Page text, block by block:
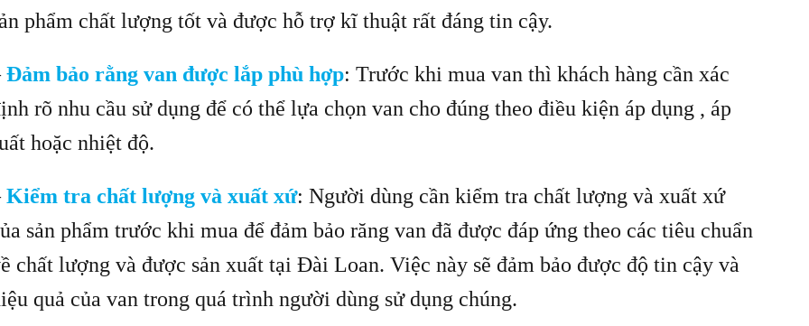
phẩm chất lượng tốt và được hỗ trợ kĩ thuật rất đáng tin cậy.
Đảm bảo rằng van được lắp phù hợp: Trước khi mua van thì khách hàng cần xác
rõ nhu cầu sử dụng để có thể lựa chọn van cho đúng theo điều kiện áp dụng , áp
hoặc nhiệt độ.
Kiểm tra chất lượng và xuất xứ: Người dùng cần kiểm tra chất lượng và xuất xứ
sản phẩm trước khi mua để đảm bảo răng van đã được đáp ứng theo các tiêu chuẩn
chất lượng và được sản xuất tại Đài Loan. Việc này sẽ đảm bảo được độ tin cậy và
quả của van trong quá trình người dùng sử dụng chúng.